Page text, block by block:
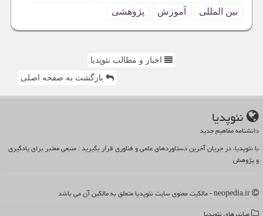
بین المللی
آموزش پژوهشی
اخبار و مطالب نئوپدیا
بازگشت به صفحه اصلی
نئوپدیا
دانشنامه مفاهیم جدید
با نئوپدیا، در جریان آخرین دستاوردهای علمی و فناوری قرار بگیرید : منبعی معتبر برای یادگیری
و پژوهش